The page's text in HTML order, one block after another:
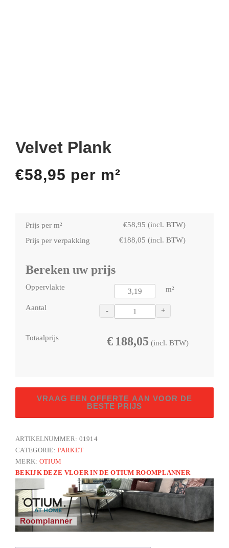
Velvet Plank
€58,95 per m²
Prijs per m² €58,95 (incl. BTW)
Prijs per verpakking
€188,05 (incl. BTW)
Bereken uw prijs
Oppervlakte m²
Aantal - +
Totaalprijs € 188,05 (incl. BTW)
aantal
VRAAG EEN OFFERTE AAN VOOR DE
BESTE PRIJS
ARTIKELNUMMER: 01914
CATEGORIE:PARKET
MERK: OTIUM
BEKIJK DEZE VLOER IN DE OTIUM ROOMPLANNER